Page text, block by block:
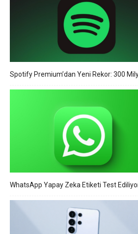
Spotify Premium’dan Yeni Rekor: 300
WhatsApp Yapay Zeka Etiketi Test